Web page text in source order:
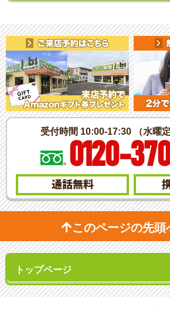
受付時間 10:00-17:30 （水曜定
0120-
通話無料
このページの先頭